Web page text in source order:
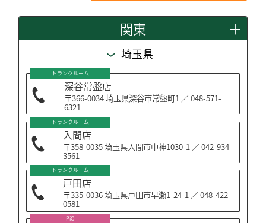
関東 ＋
埼玉県
トランクルーム
深谷常盤店
〒366-0034 埼玉県深谷市常盤町1 ／ 048-571-
6321
トランクルーム
入間店
〒358-0035 埼玉県入間市中神1030-1 ／ 042-934-
3561
トランクルーム
戸田店
〒335-0036 埼玉県戸田市早瀬1-24-1 ／ 048-422-
0581
PiO